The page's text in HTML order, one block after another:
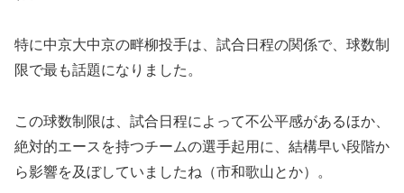
特に中京大中京の畔柳投手は、試合日程の関係で、球数制
限で最も話題になりました。
この球数制限は、試合日程によって不公平感があるほか、
絶対的エースを持つチームの選手起用に、結構早い段階か
ら影響を及ぼしていましたね（市和歌山とか）。